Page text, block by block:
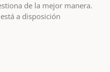
de la mejor manera.
a disposición